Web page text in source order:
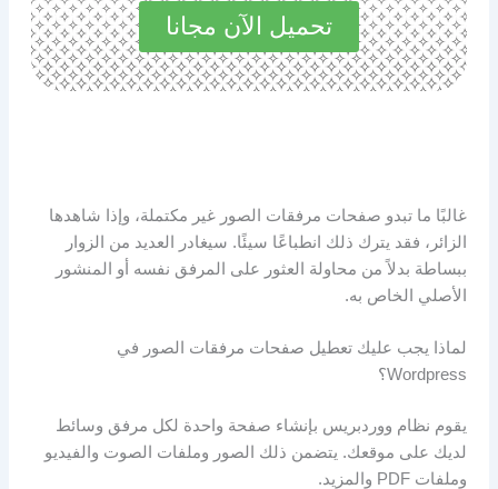
تحميل الآن مجانا
غالبًا ما تبدو صفحات مرفقات الصور غير مكتملة، وإذا شاهدها
الزائر، فقد يترك ذلك انطباعًا سيئًا. سيغادر العديد من الزوار
ببساطة بدلاً من محاولة العثور على المرفق نفسه أو المنشور
الأصلي الخاص به.
لماذا يجب عليك تعطيل صفحات مرفقات الصور في
Wordpress؟
يقوم نظام ووردبريس بإنشاء صفحة واحدة لكل مرفق وسائط
لديك على موقعك. يتضمن ذلك الصور وملفات الصوت والفيديو
وملفات PDF والمزيد.